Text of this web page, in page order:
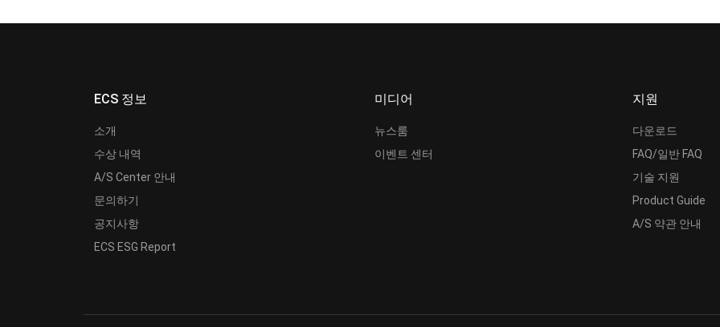
ECS 정보
소개
수상 내역
A/S Center 안내
문의하기
공지사항
ECS ESG Report
미디어
뉴스룸
이벤트 센터
지원
다운로드
FAQ/일반 FAQ
기술 지원
Product Guide
A/S 약관 안내